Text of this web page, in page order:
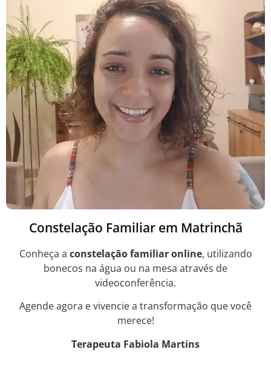
Constelação Familiar em Matrinchã
Conheça a constelação familiar online, utilizando
bonecos na água ou na mesa através de
videoconferência.
Agende agora e vivencie a transformação que você
merece!
Terapeuta Fabiola Martins